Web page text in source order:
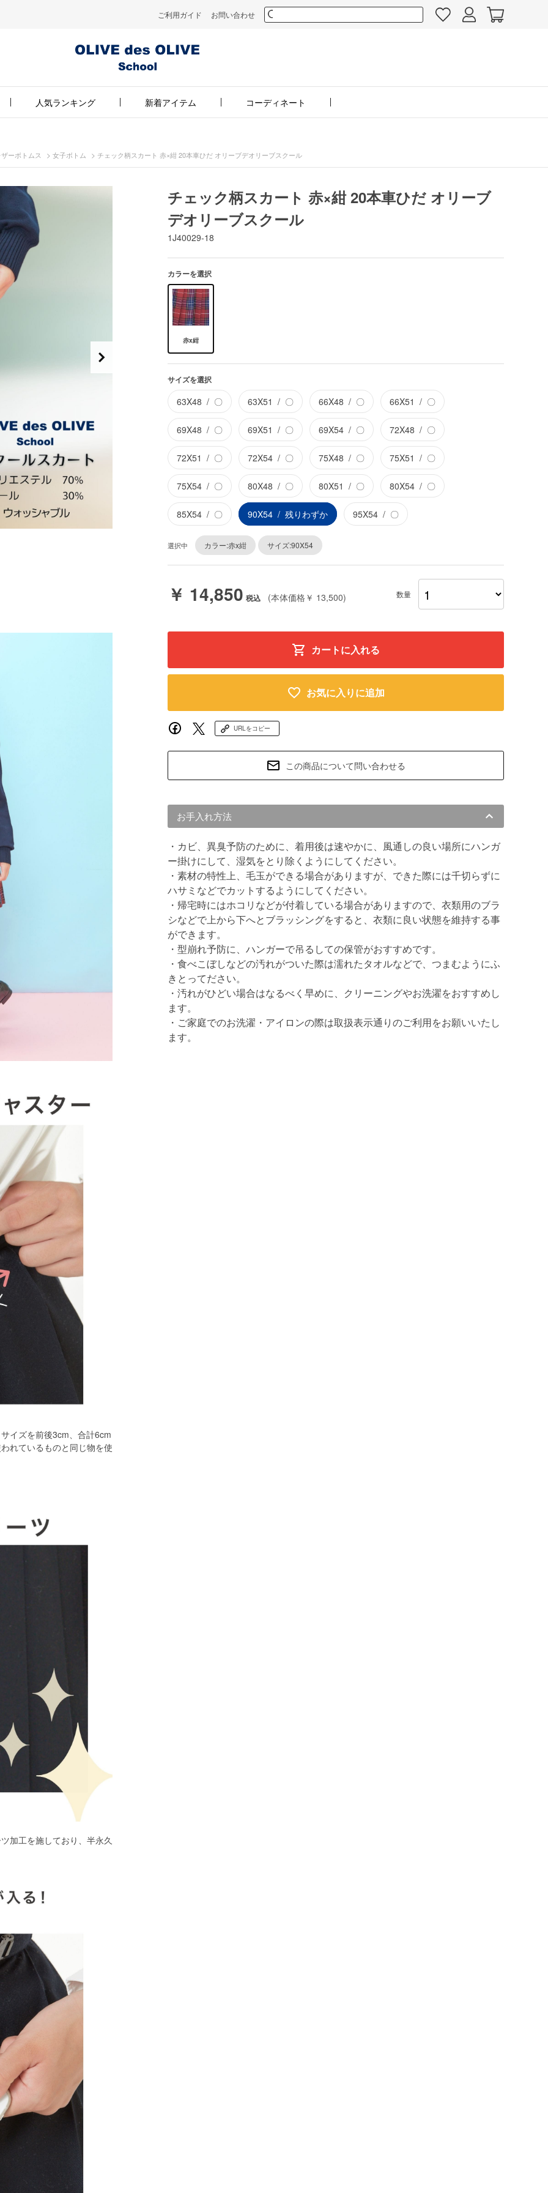
ご利用ガイド お問い合わせ
人気ランキング 新着アイテム コーディネート
ーボトムス > 女子ボトム > チェック柄スカート 赤×紺 20本車ひだ オリーブデオリーブスクール
イズを前後3cm、合計6cm
れているものと同じ物を使
加工を施しており、半永久
チェック柄スカート 赤×紺 20本車ひだ オリーブ
デオリーブスクール
1J40029-18
カラーを選択
赤x紺
サイズを選択
63X48 〇 63X51 〇 66X48 〇 66X51 〇
69X48 〇 69X51 〇 69X54 〇 72X48 〇
72X51 〇 72X54 〇 75X48 〇 75X51 〇
75X54 〇 80X48 〇 80X51 〇 80X54 〇
85X54 〇 90X54 残りわずか 95X54 〇
選択中 カラー:赤x紺 サイズ:90X54
￥ 14,850 (本体価格￥ 13,500) 数量
カートに入れる
お気に入りに追加
URLをコピー
この商品について問い合わせる
お手入れ方法
・カビ、異臭予防のために、着用後は速やかに、風通しの良い場所にハンガ
ー掛けにして、湿気をとり除くようにしてください。
・素材の特性上、毛玉ができる場合がありますが、できた際には千切らずに
ハサミなどでカットするようにしてください。
・帰宅時にはホコリなどが付着している場合がありますので、衣類用のブラ
シなどで上から下へとブラッシングをすると、衣類に良い状態を維持する事
ができます。
・型崩れ予防に、ハンガーで吊るしての保管がおすすめです。
・食べこぼしなどの汚れがついた際は濡れたタオルなどで、つまむようにふ
きとってださい。
・汚れがひどい場合はなるべく早めに、クリーニングやお洗濯をおすすめし
ます。
・ご家庭でのお洗濯・アイロンの際は取扱表示通りのご利用をお願いいたし
ます。